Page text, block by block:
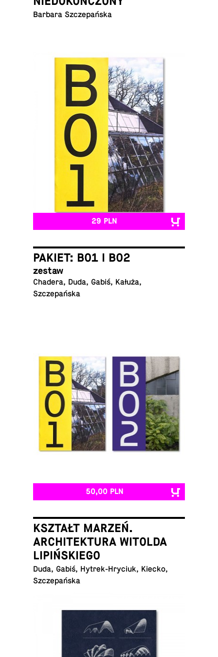
Barbara Szczepańska
29 PLN
PAKIET: B01 I B02
zestaw
Chadera, Duda, Gabiś, Kałuża,
Szczepańska
50,00 PLN
KSZTAŁT MARZEŃ.
ARCHITEKTURA WITOLDA
LIPIŃSKIEGO
Duda, Gabiś, Hy­trek-Hry­ciuk, Kiecko,
Szczepańska